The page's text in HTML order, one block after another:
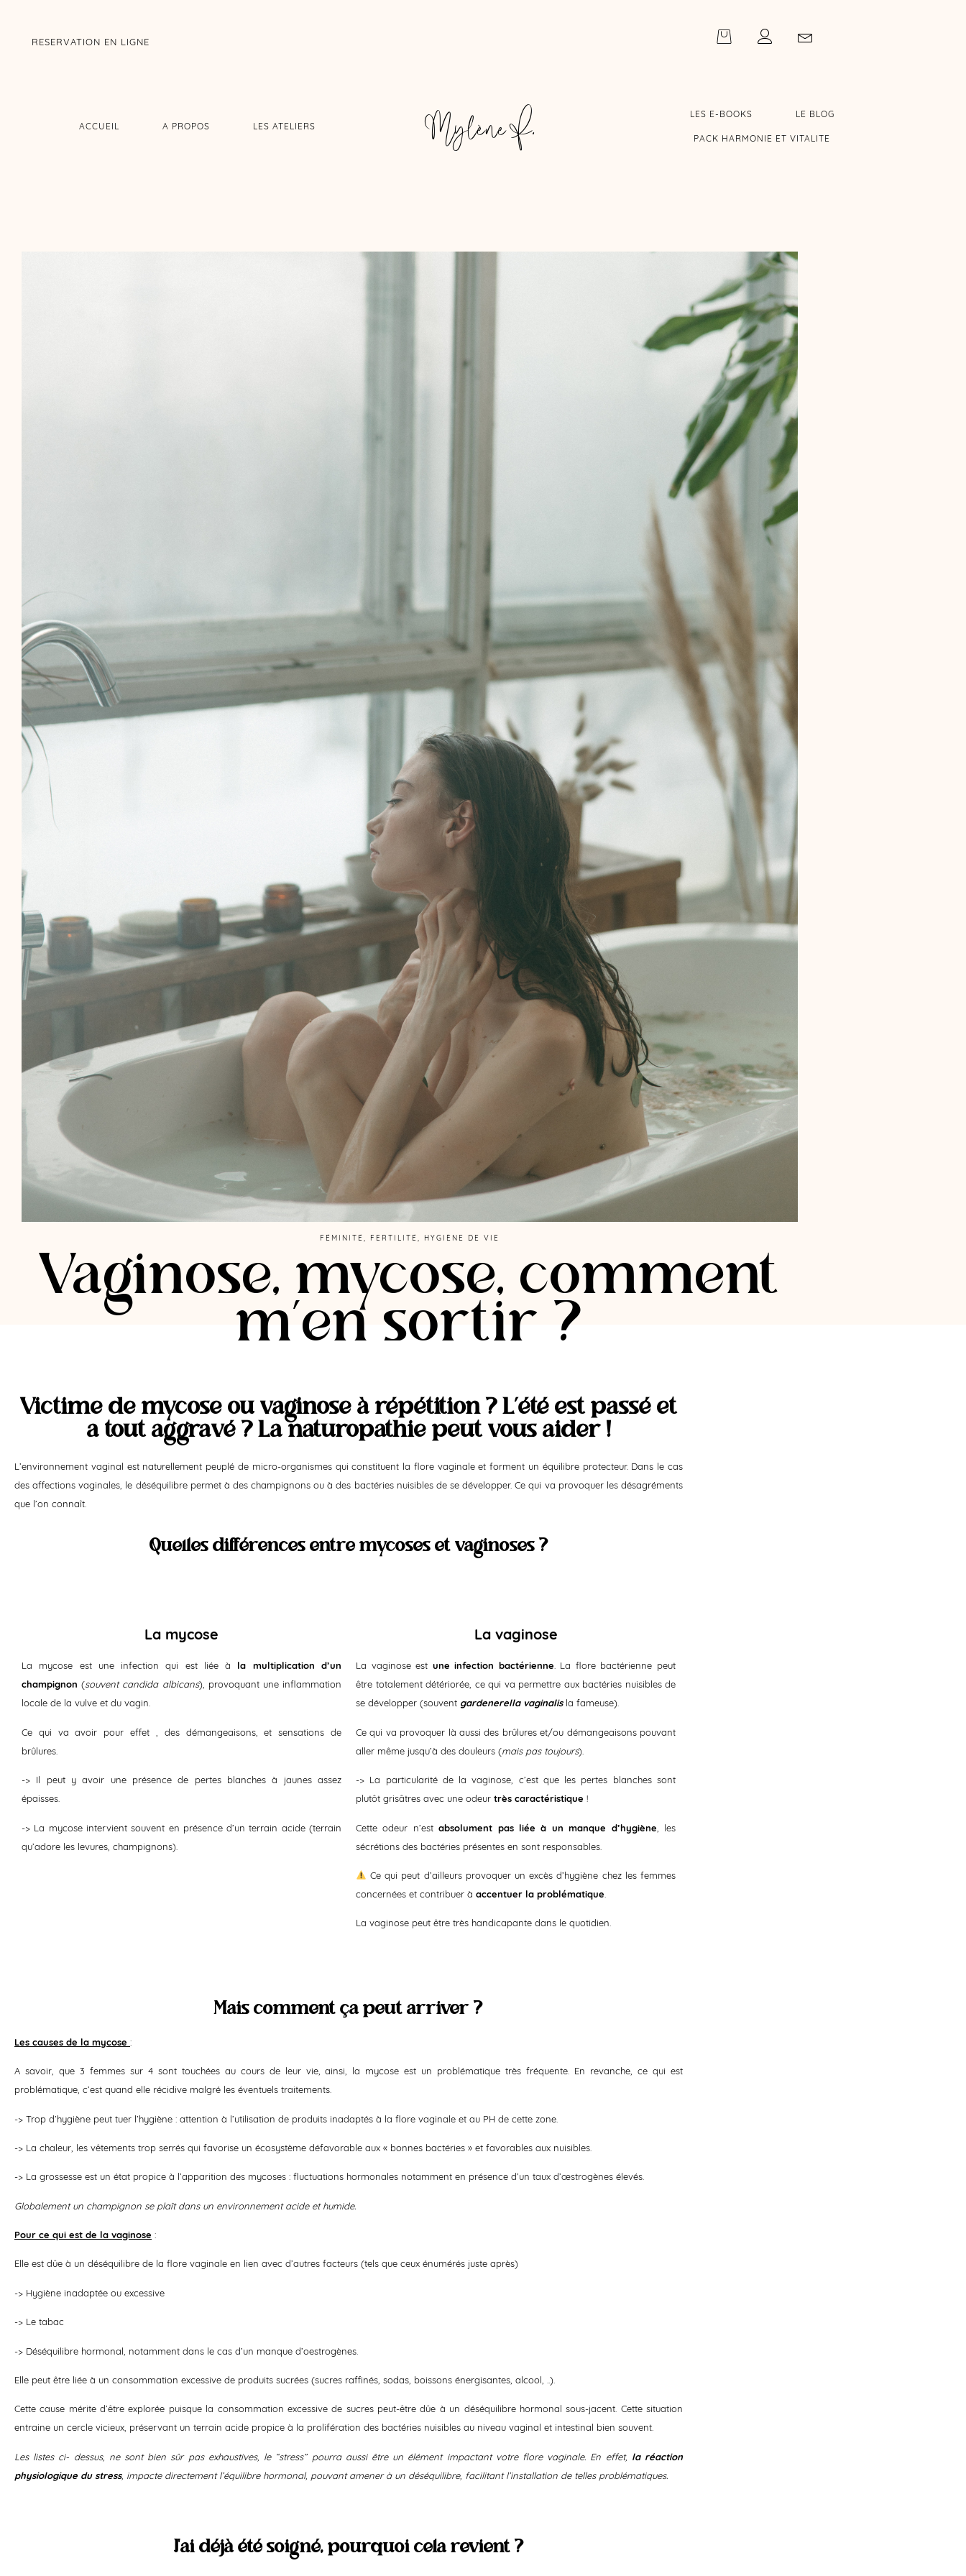
RESERVATION EN LIGNE
ACCUEIL A PROPOS LES ATELIERS Mylène F. LES E-BOOKS LE BLOG
PACK HARMONIE ET VITALITE
FÉMINITÉ, FERTILITÉ, HYGIÈNE DE VIE
Vaginose, mycose, comment
m’en sortir ?
Victime de mycose ou vaginose à répétition ? L’été est passé et
a tout aggravé ? La naturopathie peut vous aider !
L’environnement vaginal est naturellement peuplé de micro-organismes qui constituent la flore vaginale et forment un équilibre protecteur. Dans le cas
des affections vaginales, le déséquilibre permet à des champignons ou à des bactéries nuisibles de se développer. Ce qui va provoquer les désagréments
que l’on connaît.
Quelles différences entre mycoses et vaginoses ?
La mycose La vaginose
La mycose est une infection qui est liée à la multiplication d’un
champignon (souvent candida albicans), provoquant une inflammation
locale de la vulve et du vagin.
Ce qui va avoir pour effet , des démangeaisons, et sensations de
brûlures.
-> Il peut y avoir une présence de pertes blanches à jaunes assez
épaisses.
-> La mycose intervient souvent en présence d’un terrain acide (terrain
qu’adore les levures, champignons).
La vaginoseest une infection bactérienne. La flore bactérienne peut
être totalement détériorée, ce qui va permettre aux bactéries nuisibles de
se développer (souvent gardenerella vaginalisla fameuse).
Ce qui va provoquer là aussi des brûlures et/ou démangeaisons pouvant
aller même jusqu’à des douleurs (mais pas toujours).
-> La particularité de la vaginose, c’est que les pertes blanches sont
plutôt grisâtres avec une odeur très caractéristique !
Cette odeur n’estabsolument pas liée à un manque d’hygiène , les
sécrétions des bactéries présentes en sont responsables.
​ Ce qui peut d’ailleurs provoquer un excès d’hygiène chez les femmes
concernées et contribuer à accentuer la problématique
La vaginose peut être très handicapante dans le quotidien.
Mais comment ça peut arriver ?
Les causes de la mycose :
A savoir, que 3 femmes sur 4 sont touchées au cours de leur vie, ainsi, la mycose est un problématique très fréquente. En revanche, ce qui est
problématique, c’est quand elle récidive malgré les éventuels traitements.
-> Trop d’hygiène peut tuer l’hygiène : attention à l’utilisation de produits inadaptés à la flore vaginale et au PH de cette zone.
-> La chaleur, les vêtements trop serrés qui favorise un écosystème défavorable aux « bonnes bactéries » et favorables aux nuisibles.
-> La grossesse est un état propice à l’apparition des mycoses : fluctuations hormonales notamment en présence d’un taux d’œstrogènes élevés.
Globalement un champignon se plaît dans un environnement acide et humide.
Pour ce qui est de la vaginose :
Elle est dûe à un déséquilibre de la flore vaginale en lien avec d’autres facteurs (tels que ceux énumérés juste après)
-> Hygiène inadaptée ou excessive
-> Le tabac
-> Déséquilibre hormonal, notamment dans le cas d’un manque d’oestrogènes.
Elle peut être liée à un consommation excessive de produits sucrées (sucres raffinés, sodas, boissons énergisantes, alcool, ..).
Cette cause mérite d’être explorée puisque la consommation excessive de sucres peut-être dûe à un déséquilibre hormonal sous-jacent. Cette situation
entraine un cercle vicieux, préservant un terrain acide propice à la prolifération des bactéries nuisibles au niveau vaginal et intestinal bien souvent.
Les listes ci- dessus, ne sont bien sûr pas exhaustives, le “stress” pourra aussi être un élément impactant votre flore vaginale. En effet, la réaction
physiologique du stress, impacte directement l’équilibre hormonal, pouvant amener à un déséquilibre, facilitant l’installation de telles problématiques.
J'ai déjà été soigné, pourquoi cela revient ?